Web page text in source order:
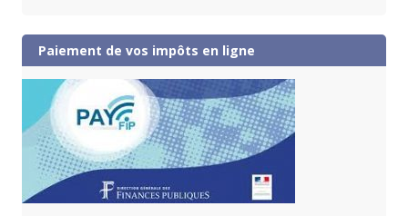
Paiement de vos impôts en ligne